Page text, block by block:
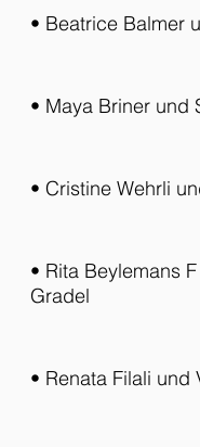
• Beatrice Balmer
• Maya Briner und
• Cristine Wehrli
• Rita Beylemans
Gradel
• Renata Filali und